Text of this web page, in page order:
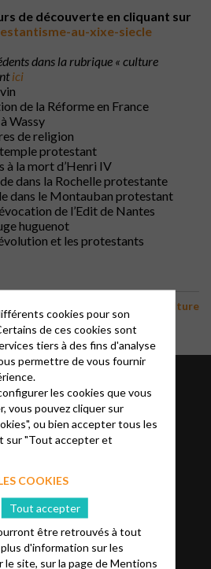
de découverte en cliquant sur
au-xixe-siecle
dans la rubrique « culture
ici
de la Réforme en France
Wassy
de religion
protestant
à la mort d’Henri IV
dans la Rochelle protestante
dans le Montauban protestant
de l’Edit de Nantes
huguenot
et les protestants
Culture
Rechercher
Archives
septembre 2025
décembre 2021
novembre 2021
août 2021
juillet 2021
juin 2021
mai 2021
avril 2021
mars 2021
cookies pour son
de ces cookies sont
tiers à des fins d'analyse
permettre de vous fournir
les cookies que vous
vous pouvez cliquer sur
ou bien accepter tous les
sur "Tout accepter et
COOKIES
Tout accepter
être retrouvés à tout
d'information sur les
le site, sur la page deMentions